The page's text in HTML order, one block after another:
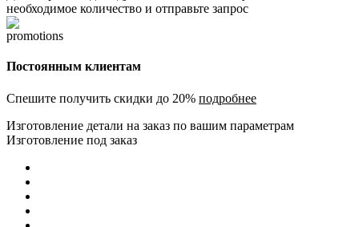
необходимое количество и отправьте запрос
Постоянным клиентам
Спешите получить скидки до 20% подробнее
Изготовление детали на заказ по вашим параметрам
Изготовление под заказ